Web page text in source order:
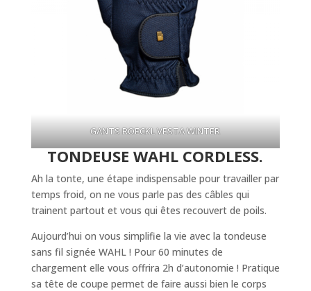
GANTS ROECKL VESTA WINTER
TONDEUSE WAHL CORDLESS.
Ah la tonte, une étape indispensable pour travailler par
temps froid, on ne vous parle pas des câbles qui
trainent partout et vous qui êtes recouvert de poils.
Aujourd’hui on vous simplifie la vie avec la tondeuse
sans fil signée WAHL ! Pour 60 minutes de
chargement elle vous offrira 2h d’autonomie ! Pratique
sa tête de coupe permet de faire aussi bien le corps